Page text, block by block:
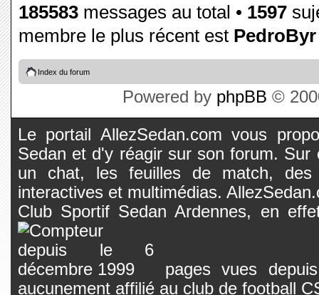
185583 messages au total • 1597
membre le plus récent est PedroByr
Index du forum
Powered by phpBB ©
Le portail AllezSedan.com vous
Sedan et d'y réagir sur son forum.
un chat, les feuilles de match, des
interactives et multimédias.
Club Sportif Sedan Ardennes, en
pages vues
aucunement affilié au club de football